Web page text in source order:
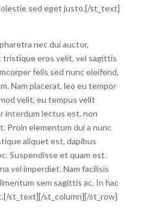
sed eget justo.[/st_text]
nec dui auctor,
eros velit, vel sagittis
felis sed nunc eleifend,
Nam placerat, leo eu tempor
velit, eu tempus velit
interdum lectus est, non
Proin elementum dui a nunc
aliquet est, dapibus
Suspendisse et quam est.
vel imperdiet. Nam facilisis
sem sagittis ac. In hac
st_text][/st_column][/st_row]